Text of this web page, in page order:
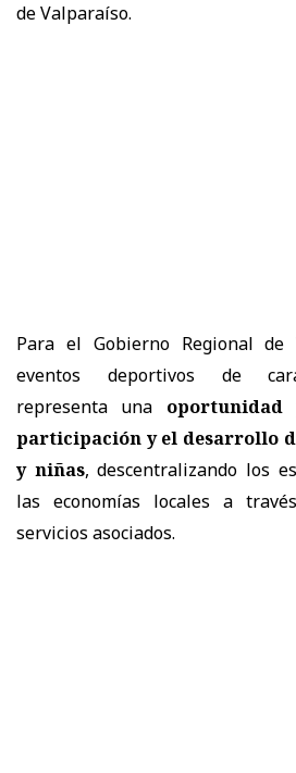
de Valparaíso.
Para el Gobierno Regional de
eventos deportivos de
representa una
participación y el desarrollo
y niñas, descentralizando los
las economías locales a
servicios asociados.